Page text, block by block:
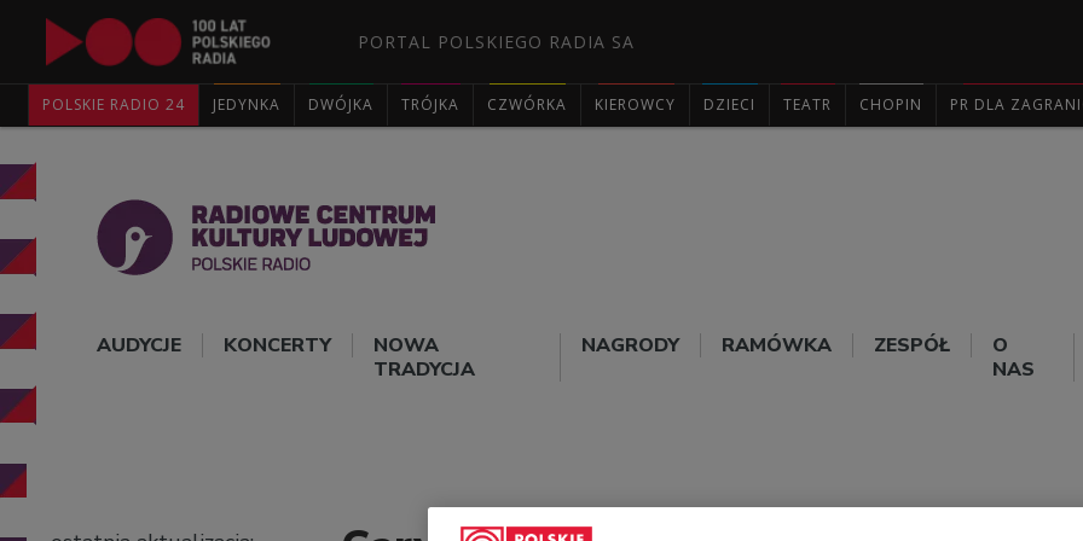
PORTAL POLSKIEGO RADIA SA
POLSKIE RADIO 24 JEDYNKA DWÓJKA TRÓJKA CZWÓRKA KIEROWCY DZIECI TEATR CHOPIN PR DLA
AUDYCJE KONCERTY
NOWA
TRADYCJA
NAGRODY RAMÓWKA ZESPÓŁ
O
NAS